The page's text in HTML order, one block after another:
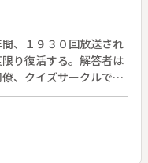
を発見し、困惑する。
を作ってくれたことに
分が抱えていた思いを
、１９３０回放送され
り復活する。解答者は
、クイズサークルで結
元愛知出身のお笑いコ
見番には井戸田の相方
身の清水ミチコ、地元
スペシャル解答者とし